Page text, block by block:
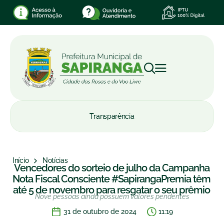
Transparência
Início Notícias
Vencedores do sorteio de julho da Campanha
Nota Fiscal Consciente #SapirangaPremia têm
até 5 de novembro para resgatar o seu prêmio
Nove pessoas ainda possuem valores pendentes
31 de outubro de 2024
11:19